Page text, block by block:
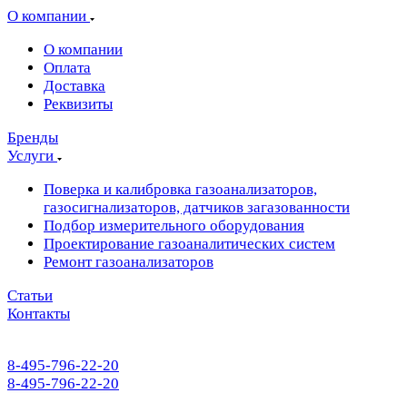
О компании
О компании
Оплата
Доставка
Реквизиты
Бренды
Услуги
Поверка и калибровка газоанализаторов,
газосигнализаторов, датчиков загазованности
Подбор измерительного оборудования
Проектирование газоаналитических систем
Ремонт газоанализаторов
Статьи
Контакты
8-495-796-22-20
8-495-796-22-20